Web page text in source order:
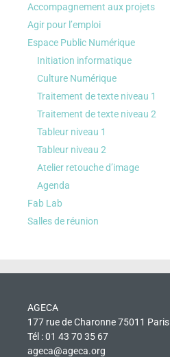
Accompagnement aux projets
Agir pour l’emploi
Espace Public Numérique
Initiation informatique
Culture Numérique
Traitement de texte niveau 1
Traitement de texte niveau 2
Tableur niveau 1
Tableur niveau 2
Atelier retouche d’image
Agenda
Fab Lab
Salles de réunion
AGECA
177 rue de Charonne 75011 Paris
Tél : 01 43 70 35 67
ageca@ageca.org